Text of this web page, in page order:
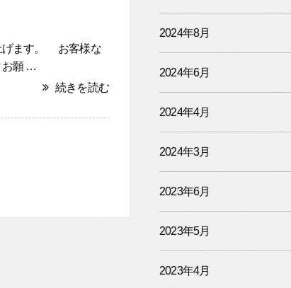
げます。 お客様な
お願 …
続きを読む
2024年8月
2024年6月
2024年4月
2024年3月
2023年6月
2023年5月
2023年4月